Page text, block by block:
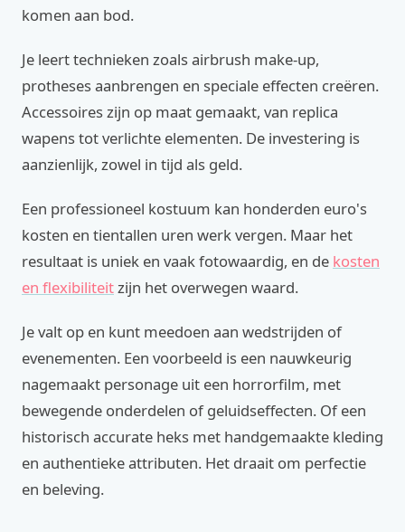
komen aan bod.
Je leert technieken zoals airbrush make-up,
protheses aanbrengen en speciale effecten creëren.
Accessoires zijn op maat gemaakt, van replica
wapens tot verlichte elementen. De investering is
aanzienlijk, zowel in tijd als geld.
Een professioneel kostuum kan honderden euro's
kosten en tientallen uren werk vergen. Maar het
resultaat is uniek en vaak fotowaardig, en de kosten
en flexibiliteitzijn het overwegen waard.
Je valt op en kunt meedoen aan wedstrijden of
evenementen. Een voorbeeld is een nauwkeurig
nagemaakt personage uit een horrorfilm, met
bewegende onderdelen of geluidseffecten. Of een
historisch accurate heks met handgemaakte kleding
en authentieke attributen. Het draait om perfectie
en beleving.